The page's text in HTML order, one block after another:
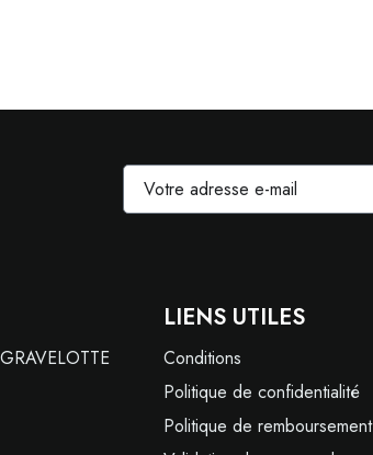
LIENS UTILES
Conditions
Politique de confidentialité
Politique de remboursement